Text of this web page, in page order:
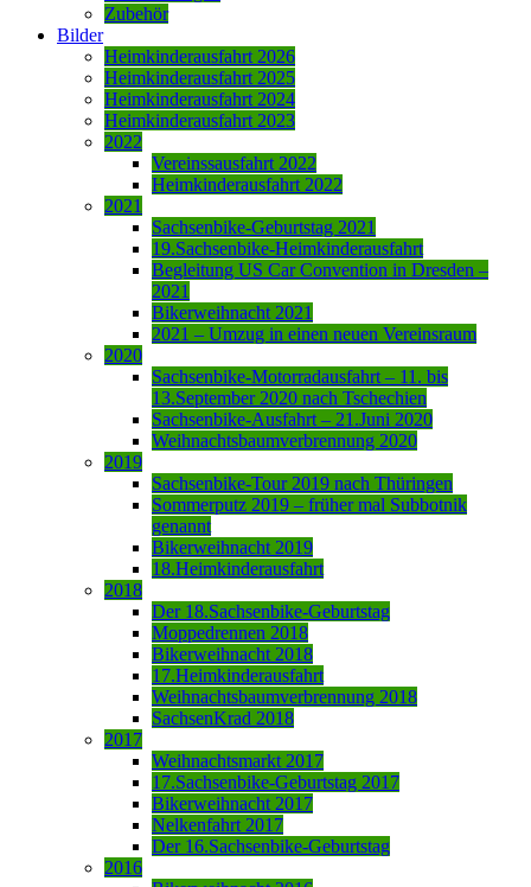
Zubehör
Bilder
Heimkinderausfahrt 2026
Heimkinderausfahrt 2025
Heimkinderausfahrt 2024
Heimkinderausfahrt 2023
2022
Vereinssausfahrt 2022
Heimkinderausfahrt 2022
2021
Sachsenbike-Geburtstag 2021
19.Sachsenbike-Heimkinderausfahrt
Begleitung US Car Convention in Dresden –
2021
Bikerweihnacht 2021
2021 – Umzug in einen neuen Vereinsraum
2020
Sachsenbike-Motorradausfahrt – 11. bis
13.September 2020 nach Tschechien
Sachsenbike-Ausfahrt – 21.Juni 2020
Weihnachtsbaumverbrennung 2020
2019
Sachsenbike-Tour 2019 nach Thüringen
Sommerputz 2019 – früher mal Subbotnik
genannt
Bikerweihnacht 2019
18.Heimkinderausfahrt
2018
Der 18.Sachsenbike-Geburtstag
Moppedrennen 2018
Bikerweihnacht 2018
17.Heimkinderausfahrt
Weihnachtsbaumverbrennung 2018
SachsenKrad 2018
2017
Weihnachtsmarkt 2017
17.Sachsenbike-Geburtstag 2017
Bikerweihnacht 2017
Nelkenfahrt 2017
Der 16.Sachsenbike-Geburtstag
2016